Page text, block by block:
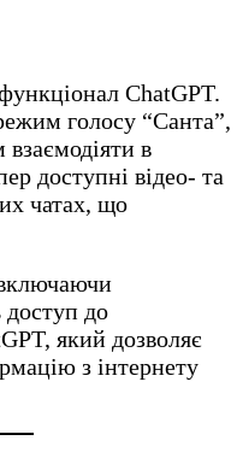
ChatGPT.
голосу “Санта”,
в
доступні відео- та
чатах, що
до
який дозволяє
з інтернету